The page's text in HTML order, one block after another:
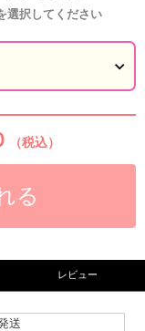
選択してください
（税込）
る
レビュー
送